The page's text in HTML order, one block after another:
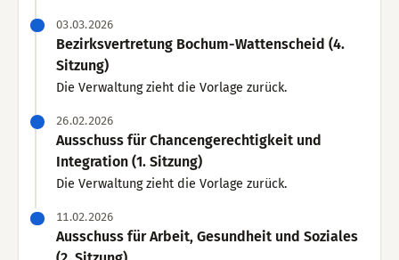
03.03.2026
Bezirksvertretung Bochum-Wattenscheid (4.
Sitzung)
Die Verwaltung zieht die Vorlage zurück.
26.02.2026
Ausschuss für Chancengerechtigkeit und
Integration (1. Sitzung)
Die Verwaltung zieht die Vorlage zurück.
11.02.2026
Ausschuss für Arbeit, Gesundheit und Soziales